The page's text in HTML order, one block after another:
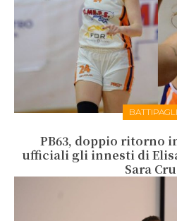
PB63, doppio ritorno
ufficiali gli innesti di
Sara